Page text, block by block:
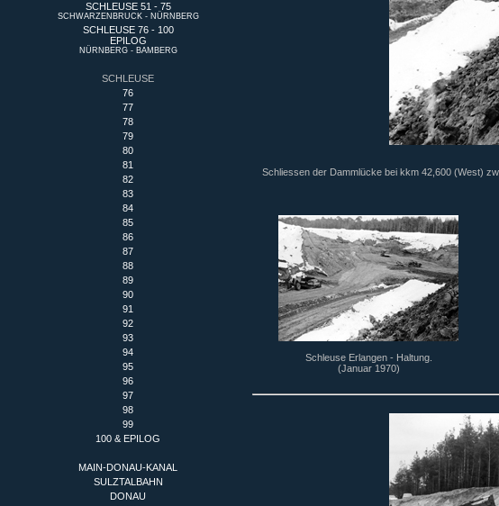
SCHLEUSE 51 - 75
SCHWARZENBRUCK - NÜRNBERG
SCHLEUSE 76 - 100
EPILOG
NÜRNBERG - BAMBERG
SCHLEUSE
76
77
78
79
80
81
82
83
84
85
86
87
88
89
90
91
92
93
94
95
96
97
98
99
100 & EPILOG
MAIN-DONAU-KANAL
SULZTALBAHN
DONAU
Schliessen der Dammlücke bei kkm 42,600 (West)
Schleuse Erlangen - Haltung.
(Januar 1970)